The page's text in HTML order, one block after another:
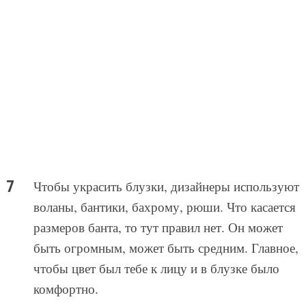
Чтобы украсить блузки, дизайнеры используют
воланы, бантики, бахрому, рюши. Что касается
размеров банта, то тут правил нет. Он может
быть огромным, может быть средним. Главное,
чтобы цвет был тебе к лицу и в блузке было
комфортно.